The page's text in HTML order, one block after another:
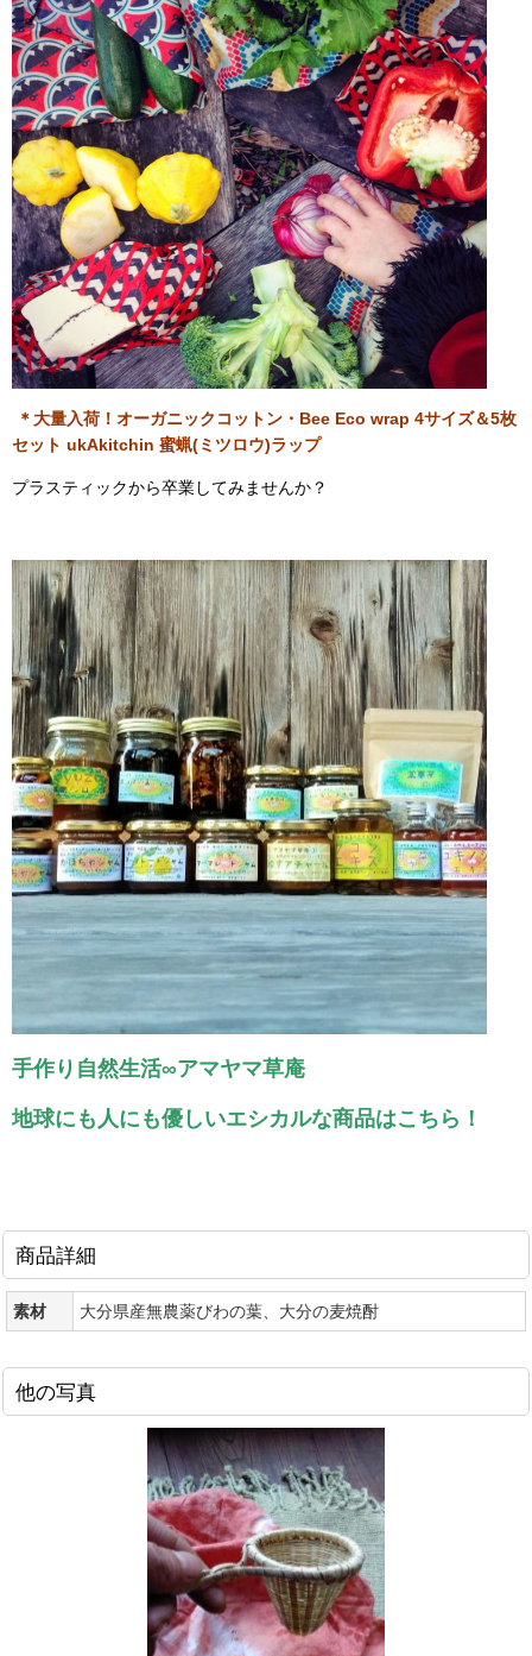
＊大量入荷！オーガニックコットン・Bee Eco wrap 4サイズ＆5枚
セット ukAkitchin 蜜蝋(ミツロウ)ラップ
プラスティックから卒業してみませんか？
手作り自然生活∞アマヤマ草庵
地球にも人にも優しいエシカルな商品はこちら！
商品詳細
素材 大分県産無農薬びわの葉、大分の麦焼酎
他の写真